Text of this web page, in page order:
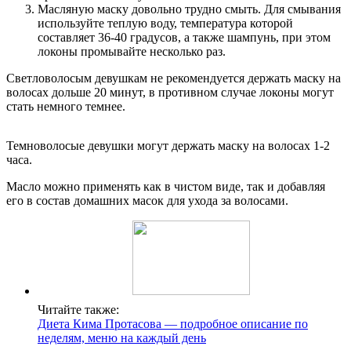
Масляную маску довольно трудно смыть. Для смывания
используйте теплую воду, температура которой
составляет 36-40 градусов, а также шампунь, при этом
локоны промывайте несколько раз.
Светловолосым девушкам не рекомендуется держать маску на
волосах дольше 20 минут, в противном случае локоны могут
стать немного темнее.
Темноволосые девушки могут держать маску на волосах 1-2
часа.
Масло можно применять как в чистом виде, так и добавляя
его в состав домашних масок для ухода за волосами.
Читайте также:
Диета Кима Протасова — подробное описание по
неделям, меню на каждый день